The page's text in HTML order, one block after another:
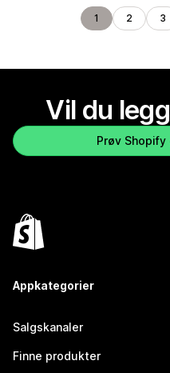
1 2 3
Vil du
Prøv
Appkategorier
Salgskanaler
Finne produkter